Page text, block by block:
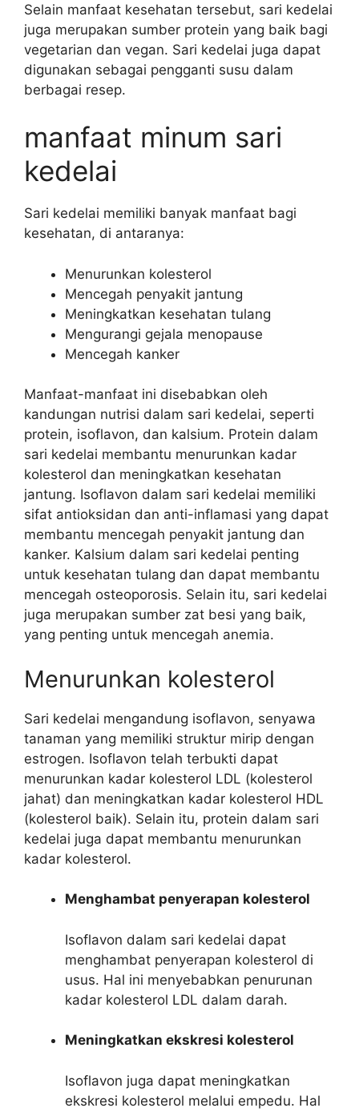
Selain manfaat kesehatan tersebut, sari kedelai
juga merupakan sumber protein yang baik bagi
vegetarian dan vegan. Sari kedelai juga dapat
digunakan sebagai pengganti susu dalam
berbagai resep.
manfaat minum sari
kedelai
Sari kedelai memiliki banyak manfaat bagi
kesehatan, di antaranya:
Menurunkan kolesterol
Mencegah penyakit jantung
Meningkatkan kesehatan tulang
Mengurangi gejala menopause
Mencegah kanker
Manfaat-manfaat ini disebabkan oleh
kandungan nutrisi dalam sari kedelai, seperti
protein, isoflavon, dan kalsium. Protein dalam
sari kedelai membantu menurunkan kadar
kolesterol dan meningkatkan kesehatan
jantung. Isoflavon dalam sari kedelai memiliki
sifat antioksidan dan anti-inflamasi yang dapat
membantu mencegah penyakit jantung dan
kanker. Kalsium dalam sari kedelai penting
untuk kesehatan tulang dan dapat membantu
mencegah osteoporosis. Selain itu, sari kedelai
juga merupakan sumber zat besi yang baik,
yang penting untuk mencegah anemia.
Menurunkan kolesterol
Sari kedelai mengandung isoflavon, senyawa
tanaman yang memiliki struktur mirip dengan
estrogen. Isoflavon telah terbukti dapat
menurunkan kadar kolesterol LDL (kolesterol
jahat) dan meningkatkan kadar kolesterol HDL
(kolesterol baik). Selain itu, protein dalam sari
kedelai juga dapat membantu menurunkan
kadar kolesterol.
Menghambat penyerapan kolesterol
Isoflavon dalam sari kedelai dapat
menghambat penyerapan kolesterol di
usus. Hal ini menyebabkan penurunan
kadar kolesterol LDL dalam darah.
Meningkatkan ekskresi kolesterol
Isoflavon juga dapat meningkatkan
ekskresi kolesterol melalui empedu. Hal